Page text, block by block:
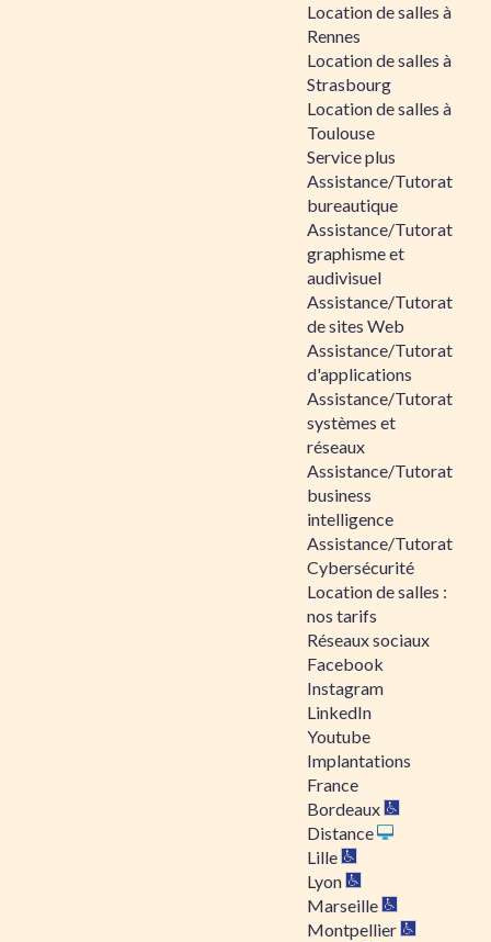
Location de salles à
Rennes
Location de salles à
Strasbourg
Location de salles à
Toulouse
Service plus
Assistance/Tutorat
bureautique
Assistance/Tutorat
graphisme et
audivisuel
Assistance/Tutorat
de sites Web
Assistance/Tutorat
d'applications
Assistance/Tutorat
systèmes et
réseaux
Assistance/Tutorat
business
intelligence
Assistance/Tutorat
Cybersécurité
Location de salles :
nos tarifs
Réseaux sociaux
Facebook
Instagram
LinkedIn
Youtube
Implantations
France
Bordeaux
Distance
Lille
Lyon
Marseille
Montpellier